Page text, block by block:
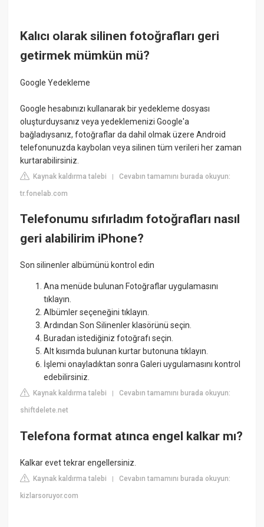
Kalıcı olarak silinen fotoğrafları geri
getirmek mümkün mü?
Google Yedekleme
Google hesabınızı kullanarak bir yedekleme dosyası
oluşturduysanız veya yedeklemenizi Google'a
bağladıysanız, fotoğraflar da dahil olmak üzere Android
telefonunuzda kaybolan veya silinen tüm verileri her zaman
kurtarabilirsiniz.
Kaynak kaldırma talebi |Cevabın tamamını burada okuyun:
tr.fonelab.com
Telefonumu sıfırladım fotoğrafları nasıl
geri alabilirim iPhone?
Son silinenler albümünü kontrol edin
Ana menüde bulunan Fotoğraflar uygulamasını
tıklayın.
Albümler seçeneğini tıklayın.
Ardından Son Silinenler klasörünü seçin.
Buradan istediğiniz fotoğrafı seçin.
Alt kısımda bulunan kurtar butonuna tıklayın.
İşlemi onayladıktan sonra Galeri uygulamasını kontrol
edebilirsiniz.
Kaynak kaldırma talebi |Cevabın tamamını burada okuyun:
shiftdelete.net
Telefona format atınca engel kalkar mı?
Kalkar evet tekrar engellersiniz.
Kaynak kaldırma talebi |Cevabın tamamını burada okuyun:
kizlarsoruyor.com